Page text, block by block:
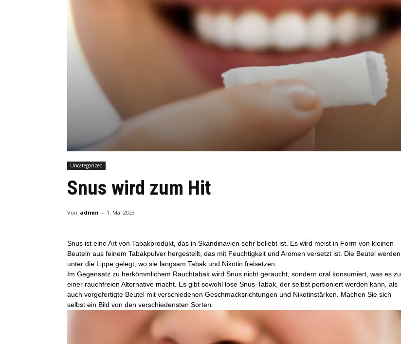
Uncategorized
Snus wird zum Hit
Von admin - 1. Mai 2023
Snus ist eine Art von Tabakprodukt, das in Skandinavien sehr beliebt ist. Es wird meist in Form von kleinen
Beuteln aus feinem Tabakpulver hergestellt, das mit Feuchtigkeit und Aromen versetzt ist. Die Beutel werden
unter die Lippe gelegt, wo sie langsam Tabak und Nikotin freisetzen.
Im Gegensatz zu herkömmlichem Rauchtabak wird Snus nicht geraucht, sondern oral konsumiert, was es zu
einer rauchfreien Alternative macht. Es gibt sowohl lose Snus-Tabak, der selbst portioniert werden kann, als
auch vorgefertigte Beutel mit verschiedenen Geschmacksrichtungen und Nikotinstärken. Machen Sie sich
selbst ein Bild von den verschiedensten Sorten.